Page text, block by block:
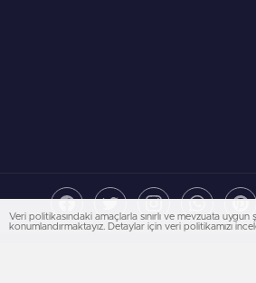
Veri politikasındaki amaçlarla sınırlı ve mevzuata uygun
konumlandırmaktayız. Detaylar için veri politikamızı